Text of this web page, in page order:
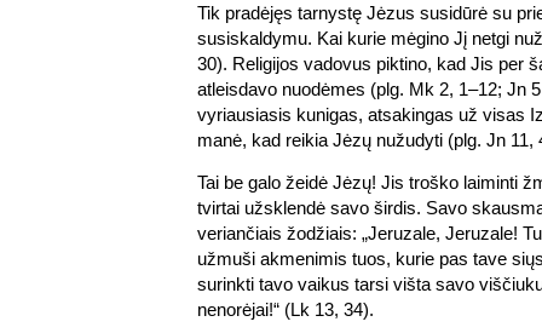
Tik pradėjęs tarnystę Jėzus susidūrė su
susiskaldymu. Kai kurie mėgino Jį netgi
30). Religijos vadovus piktino, kad Jis per
atleisdavo nuodėmes (plg. Mk 2, 1–12; Jn
vyriausiasis kunigas, atsakingas už visas
manė, kad reikia Jėzų nužudyti (plg. Jn 11,
Tai be galo žeidė Jėzų! Jis troško laiminti
tvirtai užsklendė savo širdis. Savo
veriančiais žodžiais: „Jeruzale, Jeruzale!
užmuši akmenimis tuos, kurie pas tave
surinkti tavo vaikus tarsi višta savo
nenorėjai!“ (Lk 13, 34).